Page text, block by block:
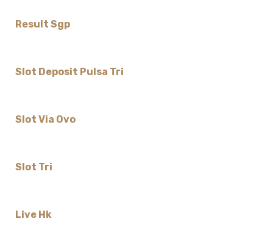
Result Sgp
Slot Deposit Pulsa Tri
Slot Via Ovo
Slot Tri
Live Hk